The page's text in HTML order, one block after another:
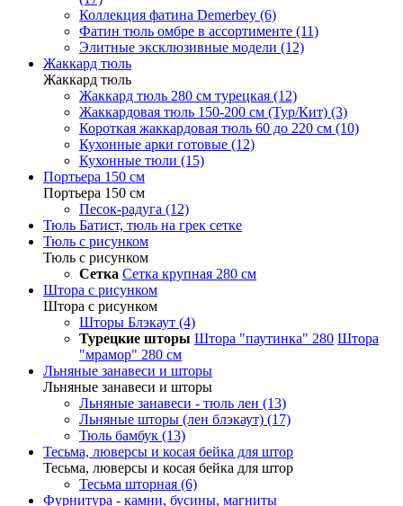
Коллекция фатина Demerbey (6)
Фатин тюль омбре в ассортименте (11)
Элитные эксклюзивные модели (12)
Жаккард тюль
Жаккард тюль
Жаккард тюль 280 см турецкая (12)
Жаккардовая тюль 150-200 см (Тур/Кит) (3)
Короткая жаккардовая тюль 60 до 220 см (10)
Кухонные арки готовые (12)
Кухонные тюли (15)
Портьера 150 см
Портьера 150 см
Песок-радуга (12)
Тюль Батист, тюль на грек сетке
Тюль с рисунком
Тюль с рисунком
Сетка Сетка крупная 280 см
Штора с рисунком
Штора с рисунком
Шторы Блэкаут (4)
Турецкие шторы Штора "паутинка" 280 Штора
"мрамор" 280 см
Льняные занавеси и шторы
Льняные занавеси и шторы
Льняные занавеси - тюль лен (13)
Льняные шторы (лен блэкаут) (17)
Тюль бамбук (13)
Тесьма, люверсы и косая бейка для штор
Тесьма, люверсы и косая бейка для штор
Тесьма шторная (6)
Фурнитура - камни, бусины, магниты